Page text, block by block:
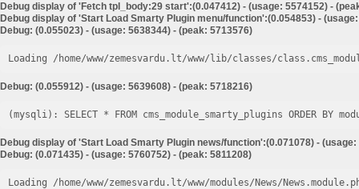
Debug display of 'Fetch tpl_body:29 start':(0.047412) - (usage: 5574152) -
Debug display of 'Start Load Smarty Plugin menu/function':(0.054853) -
Debug: (0.055023) - (usage: 5638344) - (peak: 5713576)
Loading /home/www/zemesvardu.lt/www/lib/classes/
Debug: (0.055912) - (usage: 5639608) - (peak: 5718216)
Debug display of 'Start Load Smarty Plugin news/function':(0.071078) -
Debug: (0.071435) - (usage: 5760752) - (peak: 5811208)
Loading /home/www/zemesvardu.lt/www/modules/News/